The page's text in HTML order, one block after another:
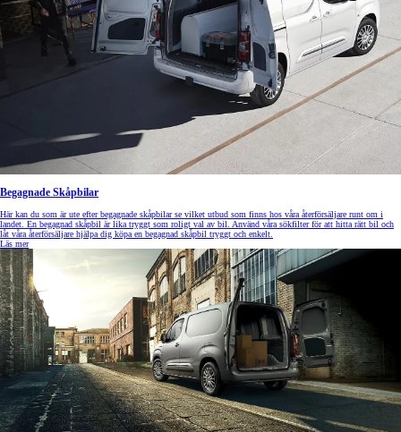
Begagnade Skåpbilar
Här kan du som är ute efter begagnade skåpbilar se vilket utbud som finns hos våra återförsäljare runt om i
landet. En begagnad skåpbil är lika tryggt som roligt val av bil. Använd våra sökfilter för att hitta rätt bil och
låt våra återförsäljare hjälpa dig köpa en begagnad skåpbil tryggt och enkelt.
Läs mer